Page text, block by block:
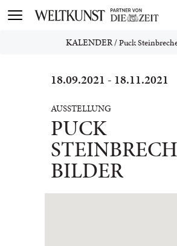
Toggle
KALENDER/Puck
18.09.2021 - 18.11.2021
AUSSTELLUNG
PUCK
BILDER